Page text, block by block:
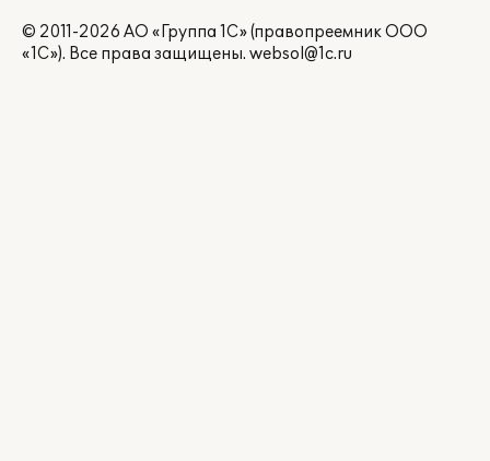
© 2011-2026 АО «Группа 1С» (правопреемник ООО
«1С»). Все права защищены. websol@1c.ru